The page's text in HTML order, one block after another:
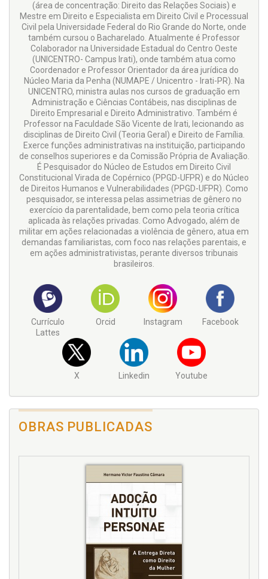
(área de concentração: Direito das Relações Sociais) e
Mestre em Direito e Especialista em Direito Civil e Processual
Civil pela Universidade Federal do Rio Grande do Norte, onde
também cursou o Bacharelado. Atualmente é Professor
Colaborador na Universidade Estadual do Centro Oeste
(UNICENTRO- Campus Irati), onde também atua como
Coordenador e Professor Orientador da área jurídica do
Núcleo Maria da Penha (NUMAPE / Unicentro - Irati-PR). Na
UNICENTRO, ministra aulas nos cursos de graduação em
Administração e Ciências Contábeis, nas disciplinas de
Direito Empresarial e Direito Administrativo. Também é
Professor na Faculdade São Vicente de Irati, lecionando as
disciplinas de Direito Civil (Teoria Geral) e Direito de Família.
Exerce funções administrativas na instituição, participando
de conselhos superiores e da Comissão Própria de Avaliação.
É Pesquisador do Núcleo de Estudos em Direito Civil
Constitucional Virada de Copérnico (PPGD-UFPR) e do Núcleo
de Direitos Humanos e Vulnerabilidades (PPGD-UFPR). Como
pesquisador, se interessa pelas assimetrias de gênero no
exercício da parentalidade, bem como pela teoria crítica
aplicada às relações privadas. Como Advogado, além de
militar em ações relacionadas a violência de gênero, atua em
demandas familiaristas, com foco nas relações parentais, e
em ações administrativistas, perante diversos tribunais
brasileiros.
Currículo
Lattes
Orcid Instagram Facebook
X Linkedin Youtube
OBRAS PUBLICADAS